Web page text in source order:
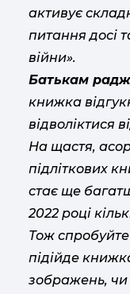
активує
питання досі
війни».
Батькам
книжка
відволіктися
На щастя,
підліткових
стає ще
2022 році
Тож
підійде
зображень,